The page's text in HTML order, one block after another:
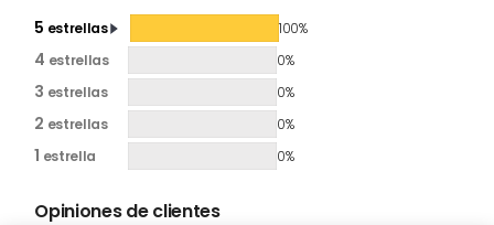
5 estrellas 100%
4 estrellas 0%
3 estrellas 0%
2 estrellas 0%
1 estrella 0%
Opiniones de clientes